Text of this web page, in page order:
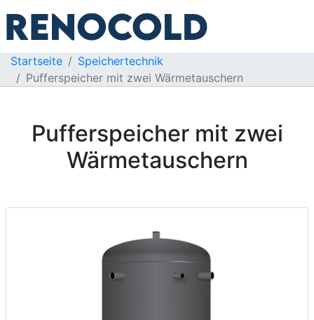
Startseite
Speichertechnik
Pufferspeicher mit zwei Wärmetauschern
Pufferspeicher mit zwei
Wärmetauschern